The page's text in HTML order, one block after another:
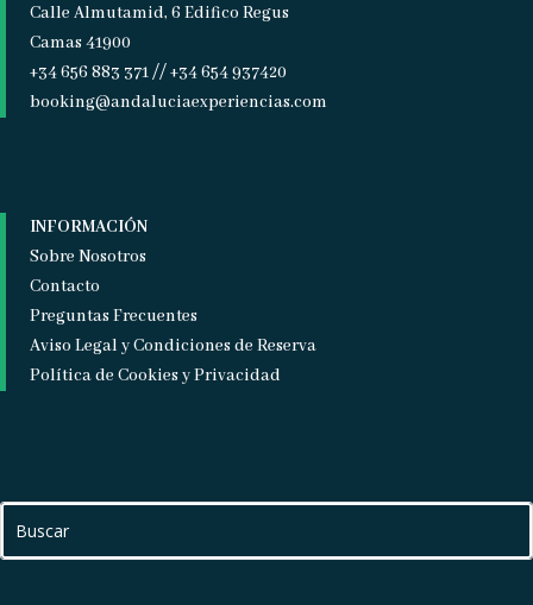
Calle Almutamid, 6 Edifico Regus
Camas 41900
+34 656 883 371 // +34 654 937420
booking@andaluciaexperiencias.com
INFORMACIÓN
Sobre Nosotros
Contacto
Preguntas Frecuentes
Aviso Legal y Condiciones de Reserva
Política de Cookies y Privacidad